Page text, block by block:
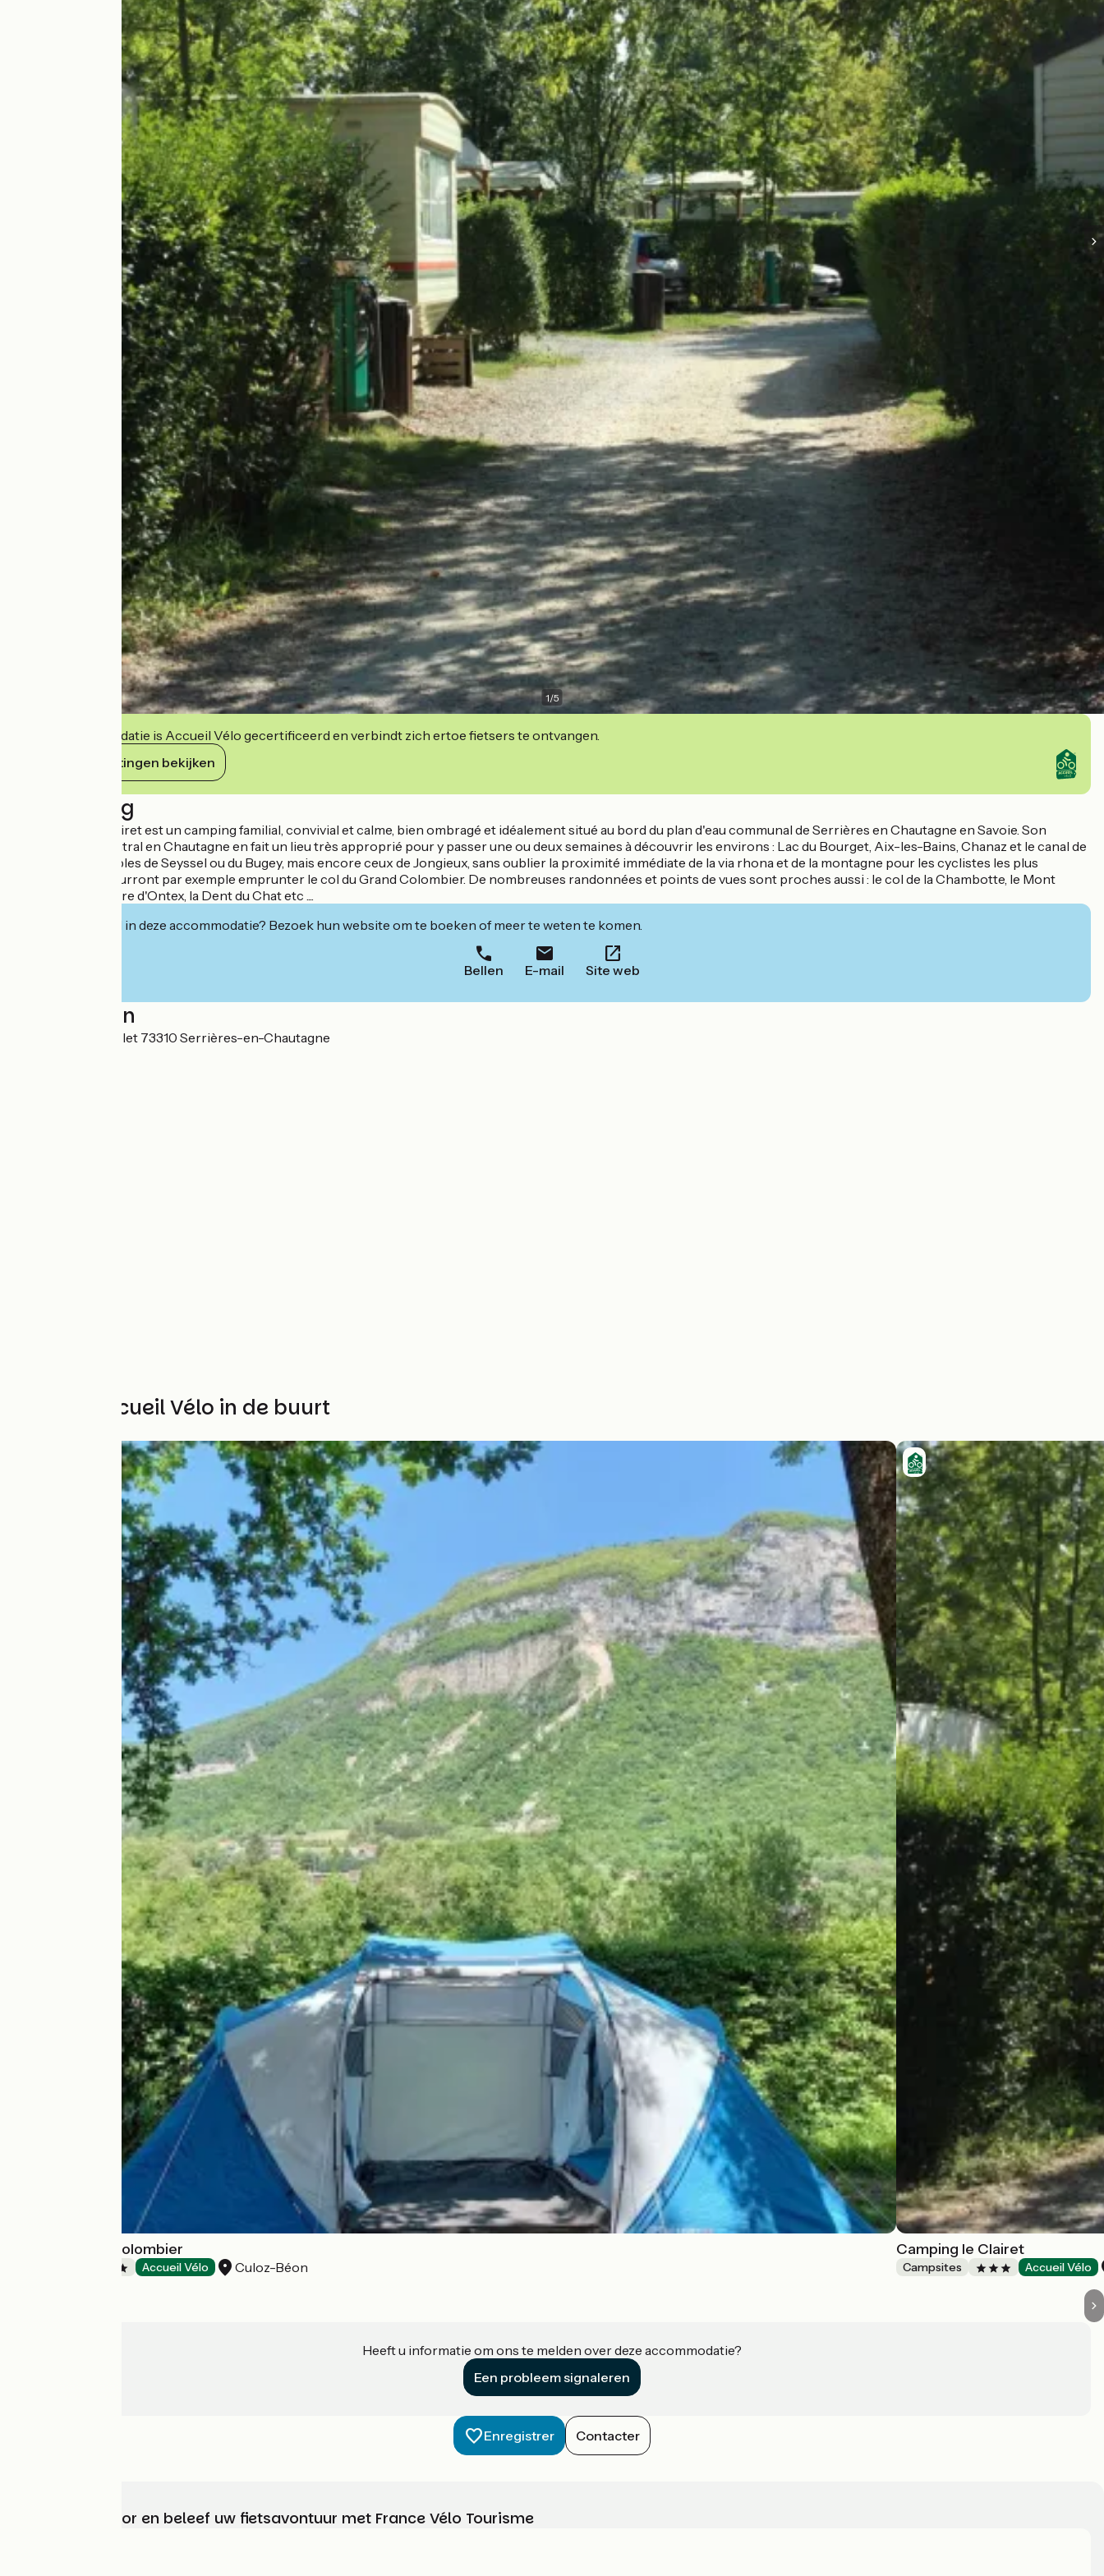
1/5
Deze accommodatie is Accueil Vélo gecertificeerd en verbindt zich ertoe fietsers te ontvangen.
Haar verplichtingen bekijken
Beschrijving
Le Camping le Clairet est un camping familial, convivial et calme, bien ombragé et idéalement situé au bord du plan d'eau communal de Serrières en Chautagne en Savoie. Son
emplacement central en Chautagne en fait un lieu très approprié pour y passer une ou deux semaines à découvrir les environs : Lac du Bourget, Aix-les-Bains, Chanaz et le canal de
Savière, les vignobles de Seyssel ou du Bugey, mais encore ceux de Jongieux, sans oublier la proximité immédiate de la via rhona et de la montagne pour les cyclistes les plus
courageux, qui pourront par exemple emprunter le col du Grand Colombier. De nombreuses randonnées et points de vues sont proches aussi : le col de la Chambotte, le Mont
Revard, le belvédère d'Ontex, la Dent du Chat etc ....
Geïnteresseerd in deze accommodatie? Bezoek hun website om te boeken of meer te weten te komen.
Bellen E-mail Site web
Localisation
121 route de serpolet 73310 Serrières-en-Chautagne
Andere Accueil Vélo in de buurt
Campsite : Le Colombier
Accueil Vélo Culoz-Béon
Camping le Clairet
Campsites Accueil Vélo
Heeft u informatie om ons te melden over deze accommodatie?
Een probleem signaleren
Enregistrer Contacter
Kies, bereid voor en beleef uw fietsavontuur met France Vélo Tourisme